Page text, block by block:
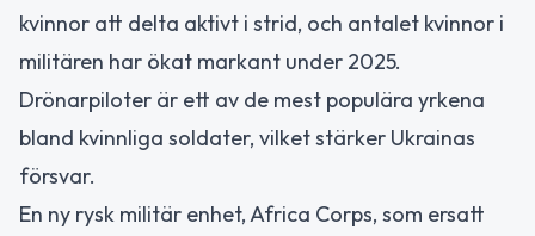
kvinnor att delta aktivt i strid, och antalet kvinnor i
militären har ökat markant under 2025.
Drönarpiloter är ett av de mest populära yrkena
bland kvinnliga soldater, vilket stärker Ukrainas
försvar.
En ny rysk militär enhet, Africa Corps, som ersatt